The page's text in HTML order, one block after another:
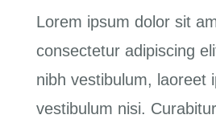
Lorem ipsum dolor sit
consectetur adipiscing
nibh vestibulum, laoreet
vestibulum nisi.